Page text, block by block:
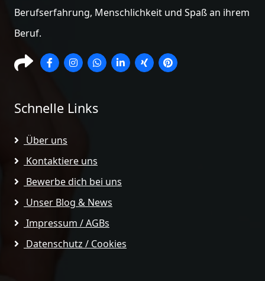
Berufserfahrung, Menschlichkeit und Spaß an ihrem
Beruf.
Schnelle Links
Über uns
Kontaktiere uns
Bewerbe dich bei uns
Unser Blog & News
Impressum / AGBs
Datenschutz / Cookies